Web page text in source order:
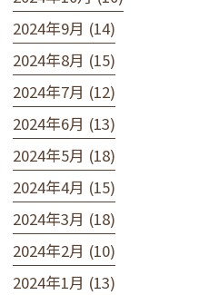
2024年9月 (14)
2024年8月 (15)
2024年7月 (12)
2024年6月 (13)
2024年5月 (18)
2024年4月 (15)
2024年3月 (18)
2024年2月 (10)
2024年1月 (13)